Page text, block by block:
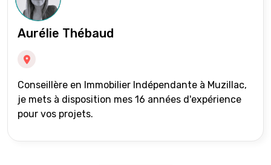
Aurélie Thébaud
Conseillère en Immobilier Indépendante à Muzillac,
je mets à disposition mes 16 années d'expérience
pour vos projets.